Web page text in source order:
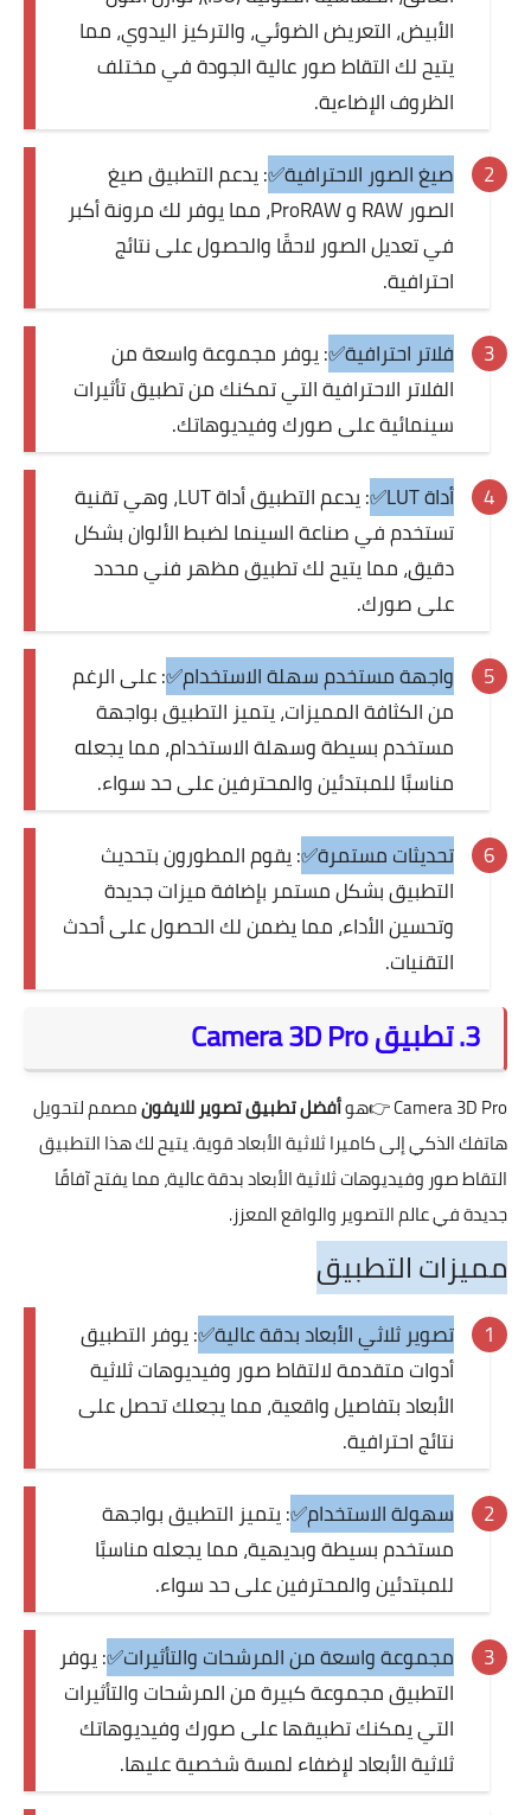
الأبيض، التعريض الضوئي، والتركيز اليدوي، مما
يتيح لك التقاط صور عالية الجودة في مختلف
الظروف الإضاءية.
صيغ الصور الاحترافية✅: يدعم التطبيق صيغ
الصور RAW و ProRAW، مما يوفر لك مرونة أكبر
في تعديل الصور لاحقًا والحصول على نتائج
احترافية.
فلاتر احترافية✅: يوفر مجموعة واسعة من
الفلاتر الاحترافية التي تمكنك من تطبيق تأثيرات
سينمائية على صورك وفيديوهاتك.
أداة LUT✅
: يدعم التطبيق أداة LUT، وهي تقنية
تستخدم في صناعة السينما لضبط الألوان بشكل
دقيق، مما يتيح لك تطبيق مظهر فني محدد
على صورك.
واجهة مستخدم سهلة الاستخدام✅: على الرغم
من الكثافة المميزات، يتميز التطبيق بواجهة
مستخدم بسيطة وسهلة الاستخدام، مما يجعله
مناسبًا للمبتدئين والمحترفين على حد سواء.
تحديثات مستمرة✅: يقوم المطورون بتحديث
التطبيق بشكل مستمر بإضافة ميزات جديدة
وتحسين الأداء، مما يضمن لك الحصول على أحدث
التقنيات.
3. تطبيق Camera 3D Pro
Camera 3D Pro👉هوأفضل تطبيق تصوير للايفونمصمم لتحويل
هاتفك الذكي إلى كاميرا ثلاثية الأبعاد قوية. يتيح لك هذا التطبيق
التقاط صور وفيديوهات ثلاثية الأبعاد بدقة عالية، مما يفتح آفاقًا
جديدة في عالم التصوير والواقع المعزز.
مميزات التطبيق
تصوير ثلاثي الأبعاد بدقة عالية✅: يوفر التطبيق
أدوات متقدمة لالتقاط صور وفيديوهات ثلاثية
الأبعاد بتفاصيل واقعية، مما يجعلك تحصل على
نتائج احترافية.
سهولة الاستخدام✅: يتميز التطبيق بواجهة
مستخدم بسيطة وبديهية، مما يجعله مناسبًا
للمبتدئين والمحترفين على حد سواء.
مجموعة واسعة من المرشحات والتأثيرات✅: يوفر
التطبيق مجموعة كبيرة من المرشحات والتأثيرات
التي يمكنك تطبيقها على صورك وفيديوهاتك
ثلاثية الأبعاد لإضفاء لمسة شخصية عليها.